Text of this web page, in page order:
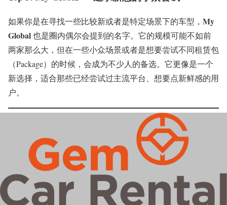
如果你是在寻找一些比较新或者是特定场景下的车型， My
Global也是圈内偶尔会提到的名字。它的规模可能不如前
两家那么大，但在一些小众场景或者是想要尝试不同租赁包
（Package）的时候，会成为不少人的备选。它更像是一个
新选择，适合那些已经尝试过主流平台、想要点新鲜感的用
户。